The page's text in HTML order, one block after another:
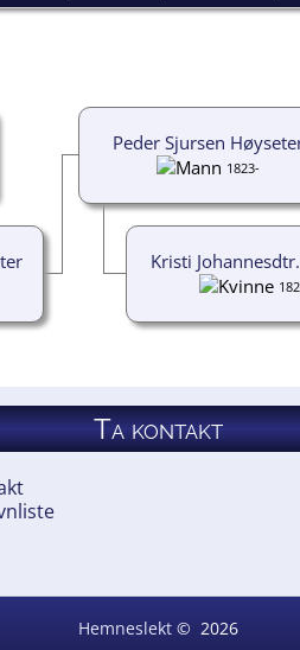
Peder Sjursen
1823-
Kristi
Ta kontakt
Hemneslekt© 2026